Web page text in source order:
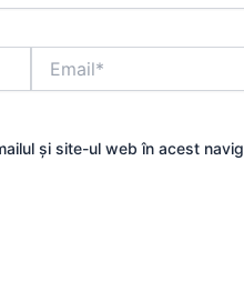
și site-ul web în acest